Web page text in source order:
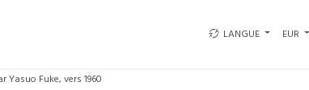
LANGUE EUR
Yasuo Fuke, vers 1960